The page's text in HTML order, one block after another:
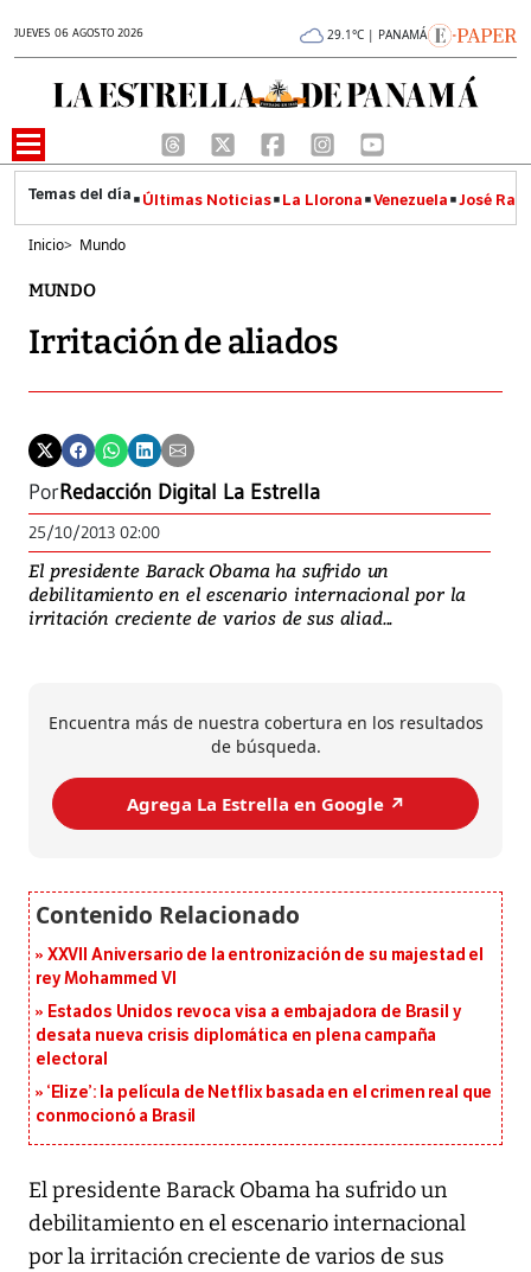
JUEVES 06 AGOSTO 2026 29.1°C | PANAMÁ
Últimas Noticias La Llorona Venezuela José
Inicio> Mundo
MUNDO
Irritación de aliados
PorRedacción Digital La Estrella
25/10/2013 02:00
El presidente Barack Obama ha sufrido un
debilitamiento en el escenario internacional por la
irritación creciente de varios de sus aliad...
Encuentra más de nuestra cobertura en los resultados
de búsqueda.
Agrega La Estrella en Google ↗️
XXVII Aniversario de la entronización de su majestad el
rey Mohammed VI
Estados Unidos revoca visa a embajadora de Brasil y
desata nueva crisis diplomática en plena campaña
electoral
‘Elize’: la película de Netflix basada en el crimen real que
conmocionó a Brasil
El presidente Barack Obama ha sufrido un
debilitamiento en el escenario internacional
por la irritación creciente de varios de sus